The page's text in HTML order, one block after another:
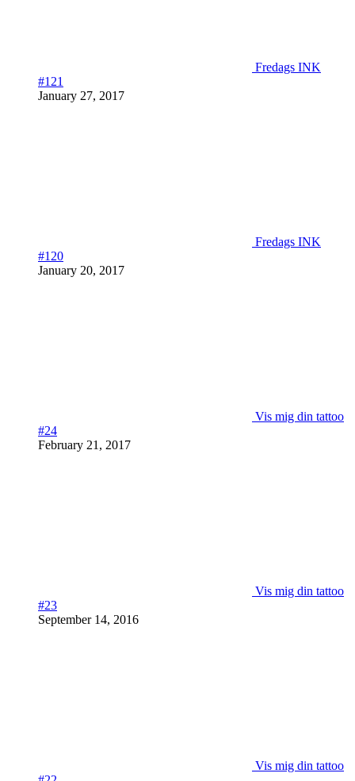
Fredags INK
#121
January 27, 2017
Fredags INK
#120
January 20, 2017
Vis mig din tattoo
#24
February 21, 2017
Vis mig din tattoo
#23
September 14, 2016
Vis mig din tattoo